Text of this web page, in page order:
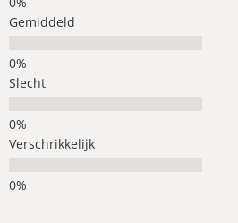
Gemiddeld
Slecht
Verschrikkelijk